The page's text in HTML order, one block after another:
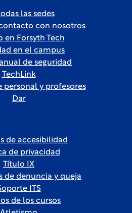
las sedes
con nosotros
en Forsyth Tech
en el campus
de seguridad
TechLink
personal y profesores
Dar
de accesibilidad
de privacidad
Título IX
de denuncia y queja
ITS
de los cursos